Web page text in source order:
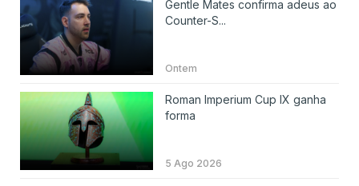
Gentle Mates confirma adeus ao
Counter-S...
Ontem
Roman Imperium Cup IX ganha
forma
5 Ago 2026